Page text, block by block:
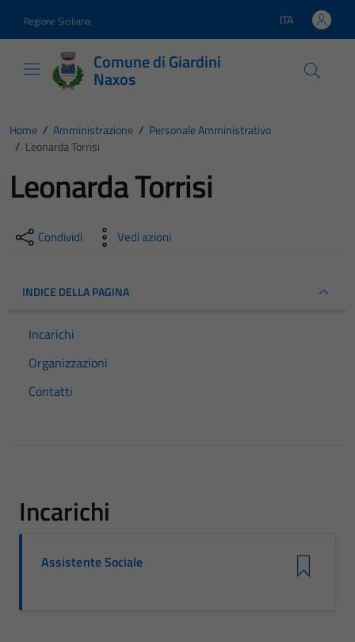
Regione Siciliana Lingua attiva:
ITA
Comune di Giardini
Naxos
Home / Amministrazione / Personale Amministrativo
/ Leonarda Torrisi
Leonarda Torrisi
Condividi Vedi azioni
INDICE DELLA PAGINA
Incarichi
Organizzazioni
Contatti
Incarichi
Assistente Sociale